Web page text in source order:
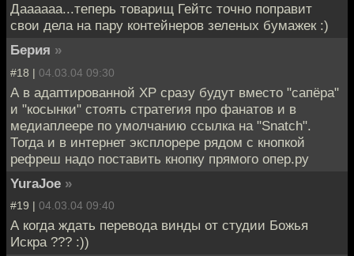
Даааааа...теперь товарищ Гейтс точно поправит
свои дела на пару контейнеров зеленых бумажек :)
Берия »
#18 | 04.03.04 09:30
А в адаптированной ХР сразу будут вместо "сапёра"
и "косынки" стоять стратегия про фанатов и в
медиаплеере по умолчанию ссылка на "Snatch".
Тогда и в интернет эксплорере рядом с кнопкой
рефреш надо поставить кнопку прямого опер.ру
YuraJoe »
#19 | 04.03.04 09:40
А когда ждать перевода винды от студии Божья
Искра ??? :))